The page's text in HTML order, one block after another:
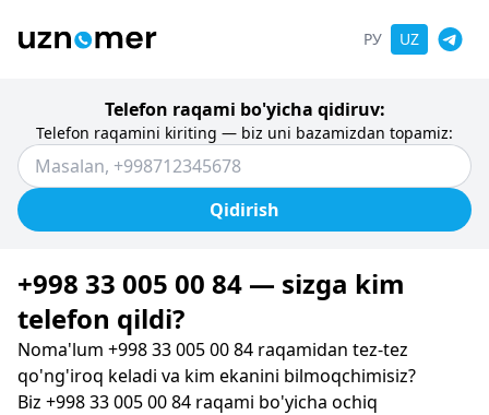
РУ UZ
Telefon raqami bo'yicha qidiruv:
Telefon raqamini kiriting — biz uni bazamizdan topamiz:
Qidirish
+998 33 005 00 84 — sizga kim
telefon qildi?
Noma'lum +998 33 005 00 84 raqamidan tez-tez
qo'ng'iroq keladi va kim ekanini bilmoqchimisiz?
Biz +998 33 005 00 84 raqami bo'yicha ochiq